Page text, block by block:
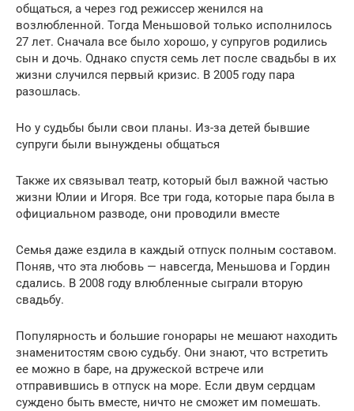
общаться, а через год режиссер женился на
возлюбленной. Тогда Меньшовой только исполнилось
27 лет. Сначала все было хорошо, у супругов родились
сын и дочь. Однако спустя семь лет после свадьбы в их
жизни случился первый кризис. В 2005 году пара
разошлась.
Но у судьбы были свои планы. Из-за детей бывшие
супруги были вынуждены общаться
Также их связывал театр, который был важной частью
жизни Юлии и Игоря. Все три года, которые пара была в
официальном разводе, они проводили вместе
Семья даже ездила в каждый отпуск полным составом.
Поняв, что эта любовь — навсегда, Меньшова и Гордин
сдались. В 2008 году влюбленные сыграли вторую
свадьбу.
Популярность и большие гонорары не мешают находить
знаменитостям свою судьбу. Они знают, что встретить
ее можно в баре, на дружеской встрече или
отправившись в отпуск на море. Если двум сердцам
суждено быть вместе, ничто не сможет им помешать.